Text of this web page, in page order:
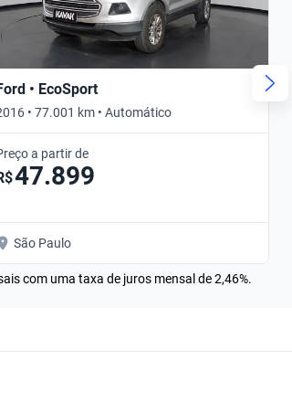
• EcoSport
• 77.001 km • Automático
a partir de
47.899
São Paulo
com uma taxa de juros mensal de 2,46%.